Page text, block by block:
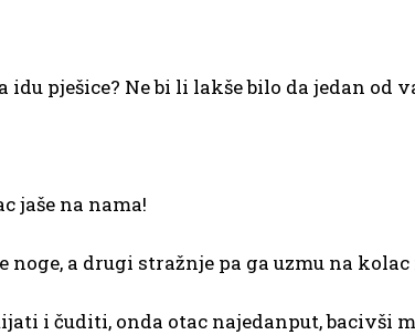
pješice? Ne bi li lakše bilo da jedan od
jaše na nama!
a drugi stražnje pa ga uzmu na kolac
i čuditi, onda otac najedanput, bacivši